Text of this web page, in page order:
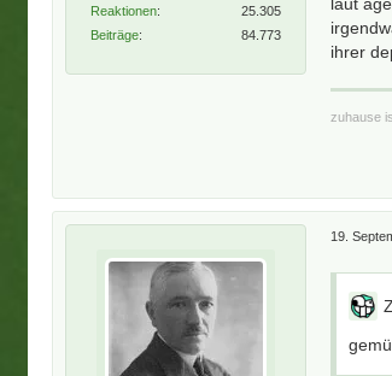
Reaktionen
25.305
Beiträge
84.773
laut
ihrer
zuhause
19.